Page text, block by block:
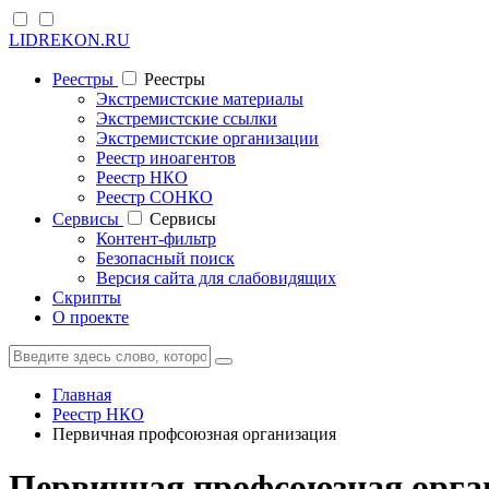
LIDREKON.RU
Реестры
Реестры
Экстремистские материалы
Экстремистские ссылки
Экстремистские организации
Реестр иноагентов
Реестр НКО
Реестр СОНКО
Cервисы
Cервисы
Контент-фильтр
Безопасный поиск
Версия сайта для слабовидящих
Скрипты
О проекте
Главная
Реестр НКО
Первичная профсоюзная организация